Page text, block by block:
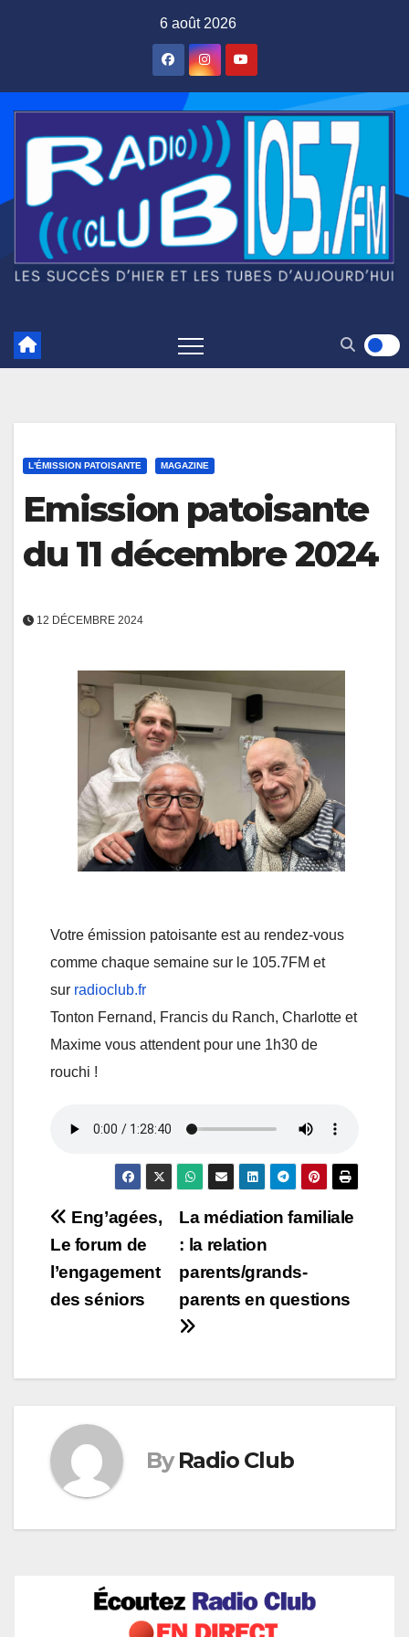
6 août 2026
L'ÉMISSION PATOISANTE MAGAZINE
Emission patoisante
du 11 décembre 2024
12 DÉCEMBRE 2024
Votre émission patoisante est au rendez-vous
comme chaque semaine sur le 105.7FM et
sur radioclub.fr
Tonton Fernand, Francis du Ranch, Charlotte et
Maxime vous attendent pour une 1h30 de
rouchi !
Navigation
de
l’article
La médiation familiale
: la relation
parents/grands-
parents en questions
Eng’agées,
Le forum de
l’engagement
des séniors
By Radio Club